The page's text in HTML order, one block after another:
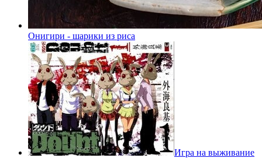
Онигири - шарики из риса
Игра на выживание